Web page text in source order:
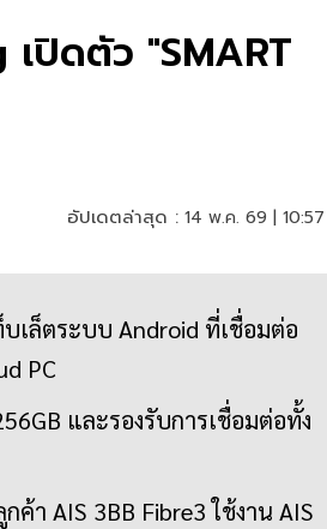
ปิดตัว "SMART
อัปเดตล่าสุด : 14 พ.ค. 69 |
บเล็ตระบบ Android ที่เชื่อมต่อ
PC
และรองรับการเชื่อมต่อทั้ง
า AIS 3BB Fibre3 ใช้งาน AIS